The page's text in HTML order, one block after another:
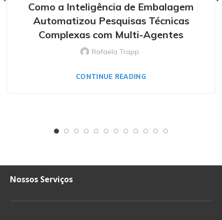
Como a Inteligência de Embalagem
Automatizou Pesquisas Técnicas
Complexas com Multi-Agentes
Rafaela Trapp
CONTINUE READING
Nossos Serviços